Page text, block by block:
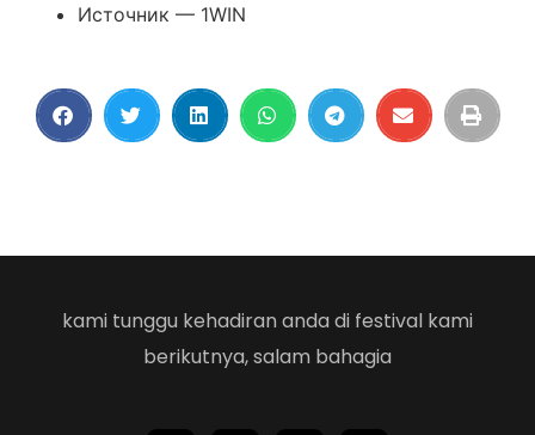
Источник — 1WIN
kami tunggu kehadiran anda di festival kami
berikutnya, salam bahagia